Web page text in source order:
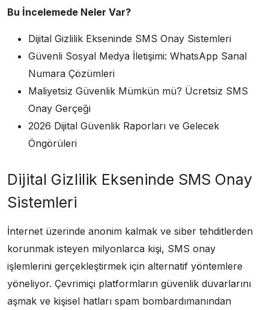
Bu İncelemede Neler Var?
Dijital Gizlilik Ekseninde SMS Onay Sistemleri
Güvenli Sosyal Medya İletişimi: WhatsApp Sanal
Numara Çözümleri
Maliyetsiz Güvenlik Mümkün mü? Ücretsiz SMS
Onay Gerçeği
2026 Dijital Güvenlik Raporları ve Gelecek
Öngörüleri
Dijital Gizlilik Ekseninde SMS Onay
Sistemleri
İnternet üzerinde anonim kalmak ve siber tehditlerden
korunmak isteyen milyonlarca kişi, SMS onay
işlemlerini gerçekleştirmek için alternatif yöntemlere
yöneliyor. Çevrimiçi platformların güvenlik duvarlarını
aşmak ve kişisel hatları spam bombardımanından